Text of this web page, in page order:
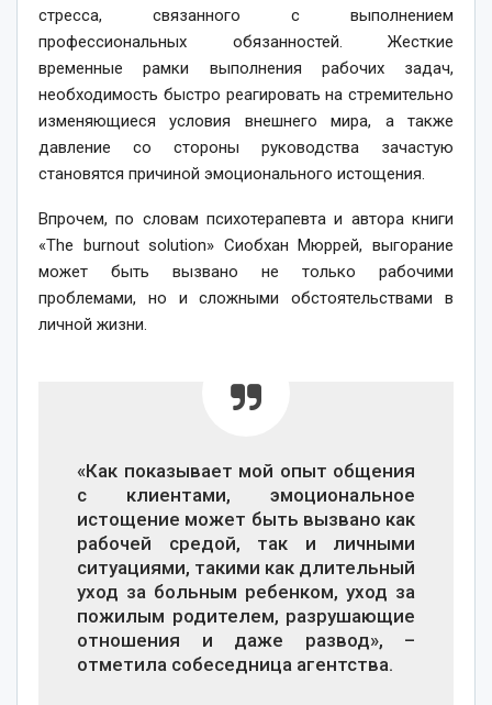
стресса, связанного с выполнением
профессиональных обязанностей. Жесткие
временные рамки выполнения рабочих задач,
необходимость быстро реагировать на стремительно
изменяющиеся условия внешнего мира, а также
давление со стороны руководства зачастую
становятся причиной эмоционального истощения.
Впрочем, по словам психотерапевта и автора книги
«The burnout solution» Сиобхан Мюррей, выгорание
может быть вызвано не только рабочими
проблемами, но и сложными обстоятельствами в
личной жизни.
«Как показывает мой опыт общения
с клиентами, эмоциональное
истощение может быть вызвано как
рабочей средой, так и личными
ситуациями, такими как длительный
уход за больным ребенком, уход за
пожилым родителем, разрушающие
отношения и даже развод», –
отметила собеседница агентства.